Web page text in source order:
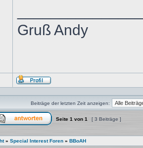
Gruß Andy
Profil
Beiträge der letzten Zeit anzeigen:
Seite 1 von 1 [ 3 Beiträge ]
» Special Interest Foren » BBoAH